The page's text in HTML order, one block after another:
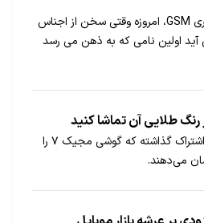
به گزارش گروه خبری GSM، امروزه وقتی سخن از اجناس
آید اولین نامی که به ذهن می رسد
رنگ طلایی آن تماشا کنید
آنر تیزرهایی را به اشتراک گذاشته که گوشی مجیک ۷ را
می‌دهند.